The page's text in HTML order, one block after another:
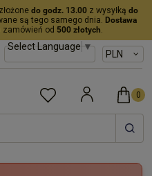
do godz. 13.00z wysyłką do
są tego samego dnia. Dostawa
od 500 złotych.
Select Language▼